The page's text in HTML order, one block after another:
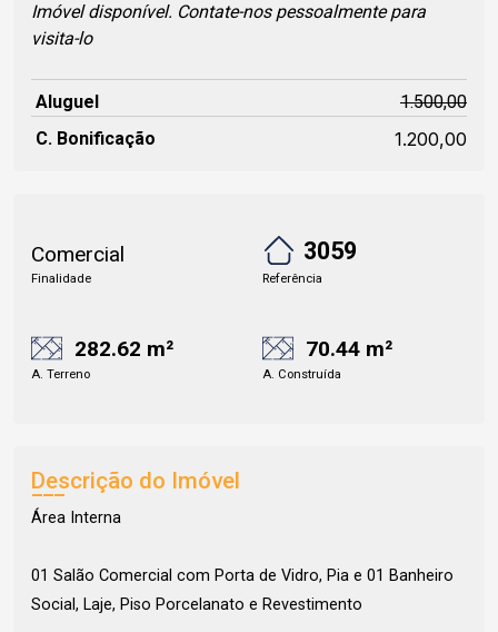
Imóvel disponível. Contate-nos pessoalmente para
visita-lo
Aluguel
1.500,00
C. Bonificação
1.200,00
Comercial
Finalidade
3059
Referência
282.62 m²
A. Terreno
70.44 m²
A. Construída
Descrição do Imóvel
Área Interna
01 Salão Comercial com Porta de Vidro, Pia e 01 Banheiro
Social, Laje, Piso Porcelanato e Revestimento